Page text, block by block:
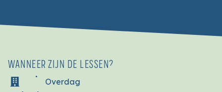
WANNEER ZIJN DE LESSEN?
Overdag